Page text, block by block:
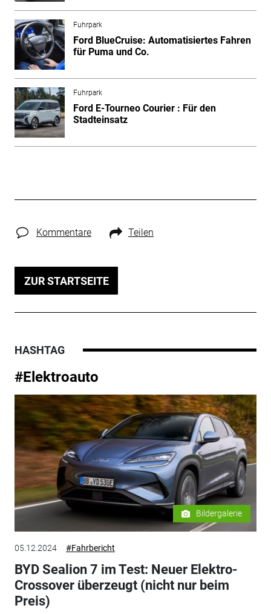
Fuhrpark
Ford BlueCruise: Automatisiertes Fahren
für Puma und Co.
Fuhrpark
Ford E-Tourneo Courier : Für den
Stadteinsatz
Kommentare Teilen
ZUR STARTSEITE
HASHTAG
#Elektroauto
Bildergalerie
05.12.2024 #Fahrbericht
BYD Sealion 7 im Test: Neuer Elektro-
Crossover überzeugt (nicht nur beim
Preis)